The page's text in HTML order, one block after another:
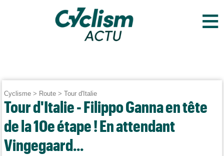
≡
Cyclisme > Route >Tour d'Italie
Tour d'Italie - Filippo Ganna en tête
de la 10e étape ! En attendant
Vingegaard...